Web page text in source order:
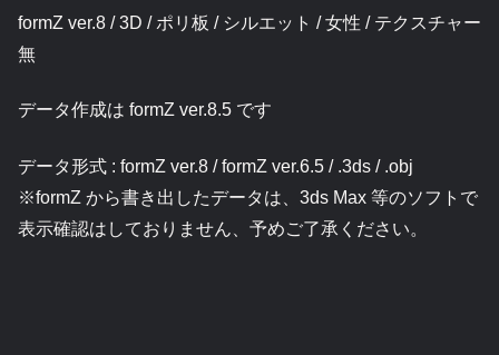
formZ ver.8 / 3D / ポリ板 / シルエット / 女性 / テクスチャー
無
データ作成は formZ ver.8.5 です
データ形式 : formZ ver.8 / formZ ver.6.5 / .3ds / .obj
※formZ から書き出したデータは、3ds Max 等のソフトで
表示確認はしておりません、予めご了承ください。